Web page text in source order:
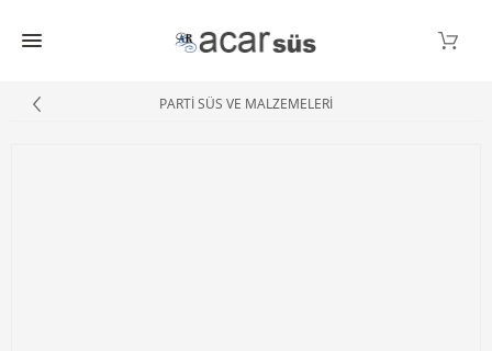
PARTİ SÜS VE MALZEMELERİ